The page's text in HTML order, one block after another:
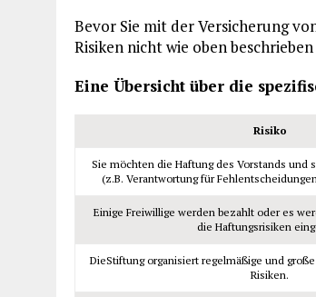
Bevor Sie mit der Versicherung
Risiken nicht wie oben
Eine Übersicht über die
Risiko
Sie möchten die Haftung des Vorstands und
(z.B. Verantwortung für
Einige Freiwillige werden bezahlt oder es
die Haftungsrisiken
DieStiftung organisiert regelmäßige und
Risiken.